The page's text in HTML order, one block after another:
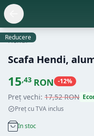
Reducere
Hendi
Scafa Hendi,
15,43 RON -12%
Preț vechi: 17,52RON
Preț cu TVA inclus
In stoc